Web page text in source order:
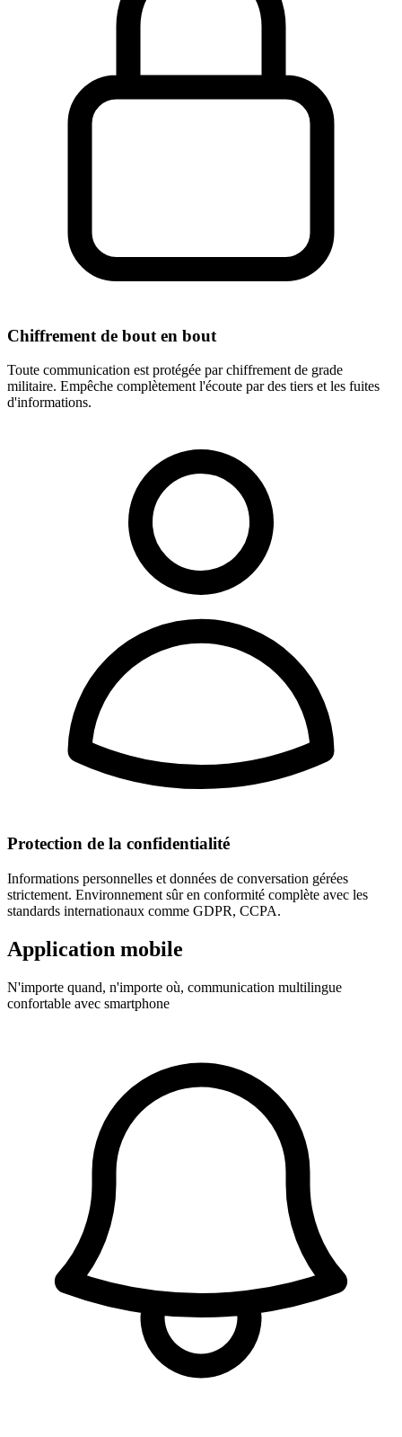
Chiffrement de bout en bout
Toute communication est protégée par chiffrement de grade
militaire. Empêche complètement l'écoute par des tiers et les fuites
d'informations.
Protection de la confidentialité
Informations personnelles et données de conversation gérées
strictement. Environnement sûr en conformité complète avec les
standards internationaux comme GDPR, CCPA.
Application mobile
N'importe quand, n'importe où, communication multilingue
confortable avec smartphone